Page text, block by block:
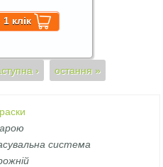
› остання »
система